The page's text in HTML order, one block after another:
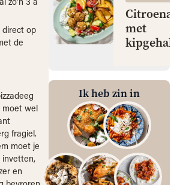
direct op
de
moet wel
fragiel.
moet je
invetten,
en